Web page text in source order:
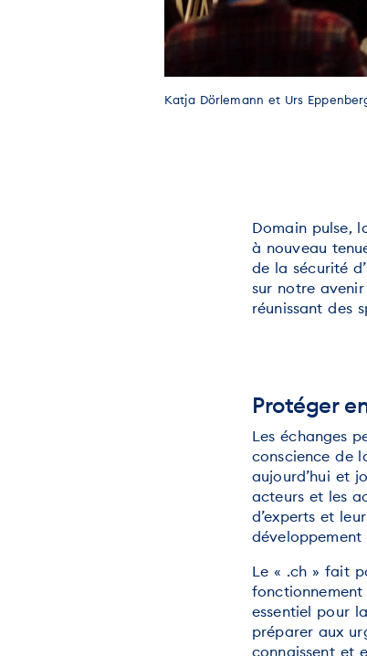
Katja Dörlemann et Urs
Domain pulse,
à nouveau
de la sécurité
sur notre
réunissant des
Protéger
Les échanges
conscience de
aujourd’hui et
acteurs et les
d’experts et
Le « .ch » fait
essentiel pour
préparer aux
connaissent et